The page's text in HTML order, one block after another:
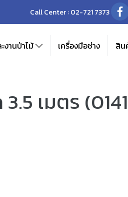
Call Center :02-721 7373
านป่าไม้ เครื่องมือช่าง สิน
เมตร